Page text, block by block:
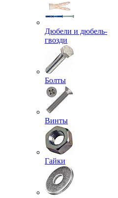
Дюбели и дюбель-
гвозди
Болты
Винты
Гайки